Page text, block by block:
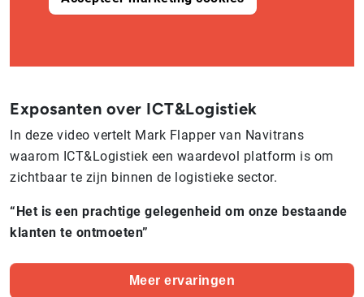
Exposanten over ICT&Logistiek
In deze video vertelt Mark Flapper van Navitrans
waarom ICT&Logistiek een waardevol platform is om
zichtbaar te zijn binnen de logistieke sector.
“Het is een prachtige gelegenheid om onze bestaande
klanten te ontmoeten”
Meer ervaringen